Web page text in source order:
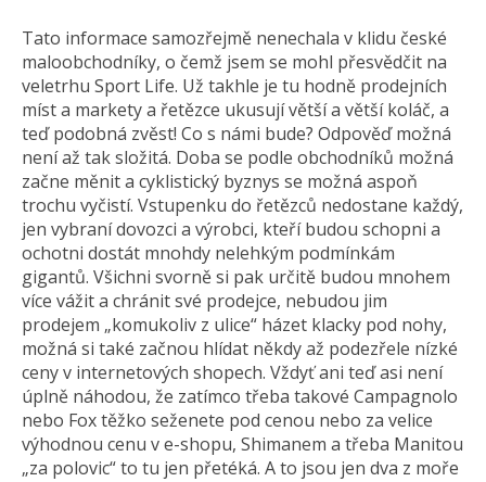
Tato informace samozřejmě nenechala v klidu české
maloobchodníky, o čemž jsem se mohl přesvědčit na
veletrhu Sport Life. Už takhle je tu hodně prodejních
míst a markety a řetězce ukusují větší a větší koláč, a
teď podobná zvěst! Co s námi bude? Odpověď možná
není až tak složitá. Doba se podle obchodníků možná
začne měnit a cyklistický byznys se možná aspoň
trochu vyčistí. Vstupenku do řetězců nedostane každý,
jen vybraní dovozci a výrobci, kteří budou schopni a
ochotni dostát mnohdy nelehkým podmínkám
gigantů. Všichni svorně si pak určitě budou mnohem
více vážit a chránit své prodejce, nebudou jim
prodejem „komukoliv z ulice“ házet klacky pod nohy,
možná si také začnou hlídat někdy až podezřele nízké
ceny v internetových shopech. Vždyť ani teď asi není
úplně náhodou, že zatímco třeba takové Campagnolo
nebo Fox těžko seženete pod cenou nebo za velice
výhodnou cenu v e-shopu, Shimanem a třeba Manitou
„za polovic“ to tu jen přetéká. A to jsou jen dva z moře